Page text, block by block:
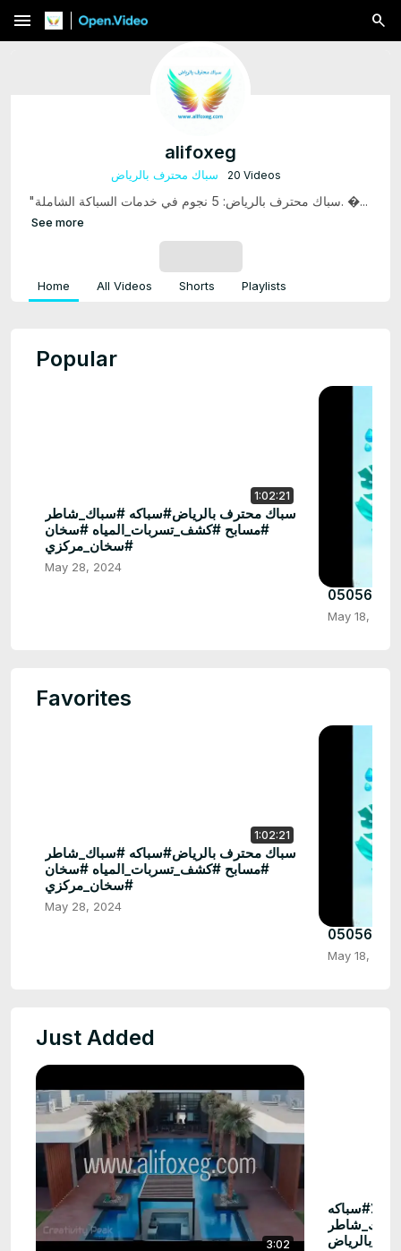
menu
alifoxeg
سباك محترف بالرياض 20 Videos
"سباك محترف بالرياض: 5 نجوم في خدمات السباكة الشاملة. �...
See more
Home All Videos Shorts Playlists
Popular
1:02:21
سباك محترف بالرياض#سباكه #سباك_شاطر
#مسابح #كشف_تسربات_المياه #سخان
#سخان_مركزي
May 28, 2024
May 18, 2024
Favorites
1:02:21
سباك محترف بالرياض#سباكه #سباك_شاطر
#مسابح #كشف_تسربات_المياه #سخان
#سخان_مركزي
May 28, 2024
May 18, 2024
Just Added
3:02
فيلا#سباكه